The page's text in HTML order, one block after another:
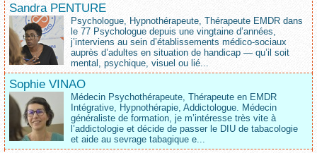
Sandra PENTURE
Psychologue, Hypnothérapeute, Thérapeute EMDR dans
le 77 Psychologue depuis une vingtaine d’années,
j’interviens au sein d’établissements médico‑sociaux
auprès d’adultes en situation de handicap — qu’il soit
mental, psychique, visuel ou lié...
Sophie VINAO
Médecin Psychothérapeute, Thérapeute en EMDR
Intégrative, Hypnothérapie, Addictologue. Médecin
généraliste de formation, je m’intéresse très vite à
l’addictologie et décide de passer le DIU de tabacologie
et aide au sevrage tabagique e...